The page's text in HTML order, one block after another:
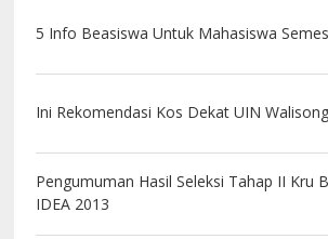
5 Info Beasiswa Untuk Mahasiswa
Ini Rekomendasi Kos Dekat UIN
Pengumuman Hasil Seleksi Tahap II Kru
IDEA 2013